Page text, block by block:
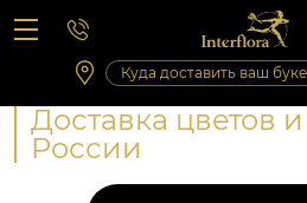
Вопросы-ответы
Сб 10:00 ‐ 14:00
Выходные и праздничные дни
Доставка цветов
России